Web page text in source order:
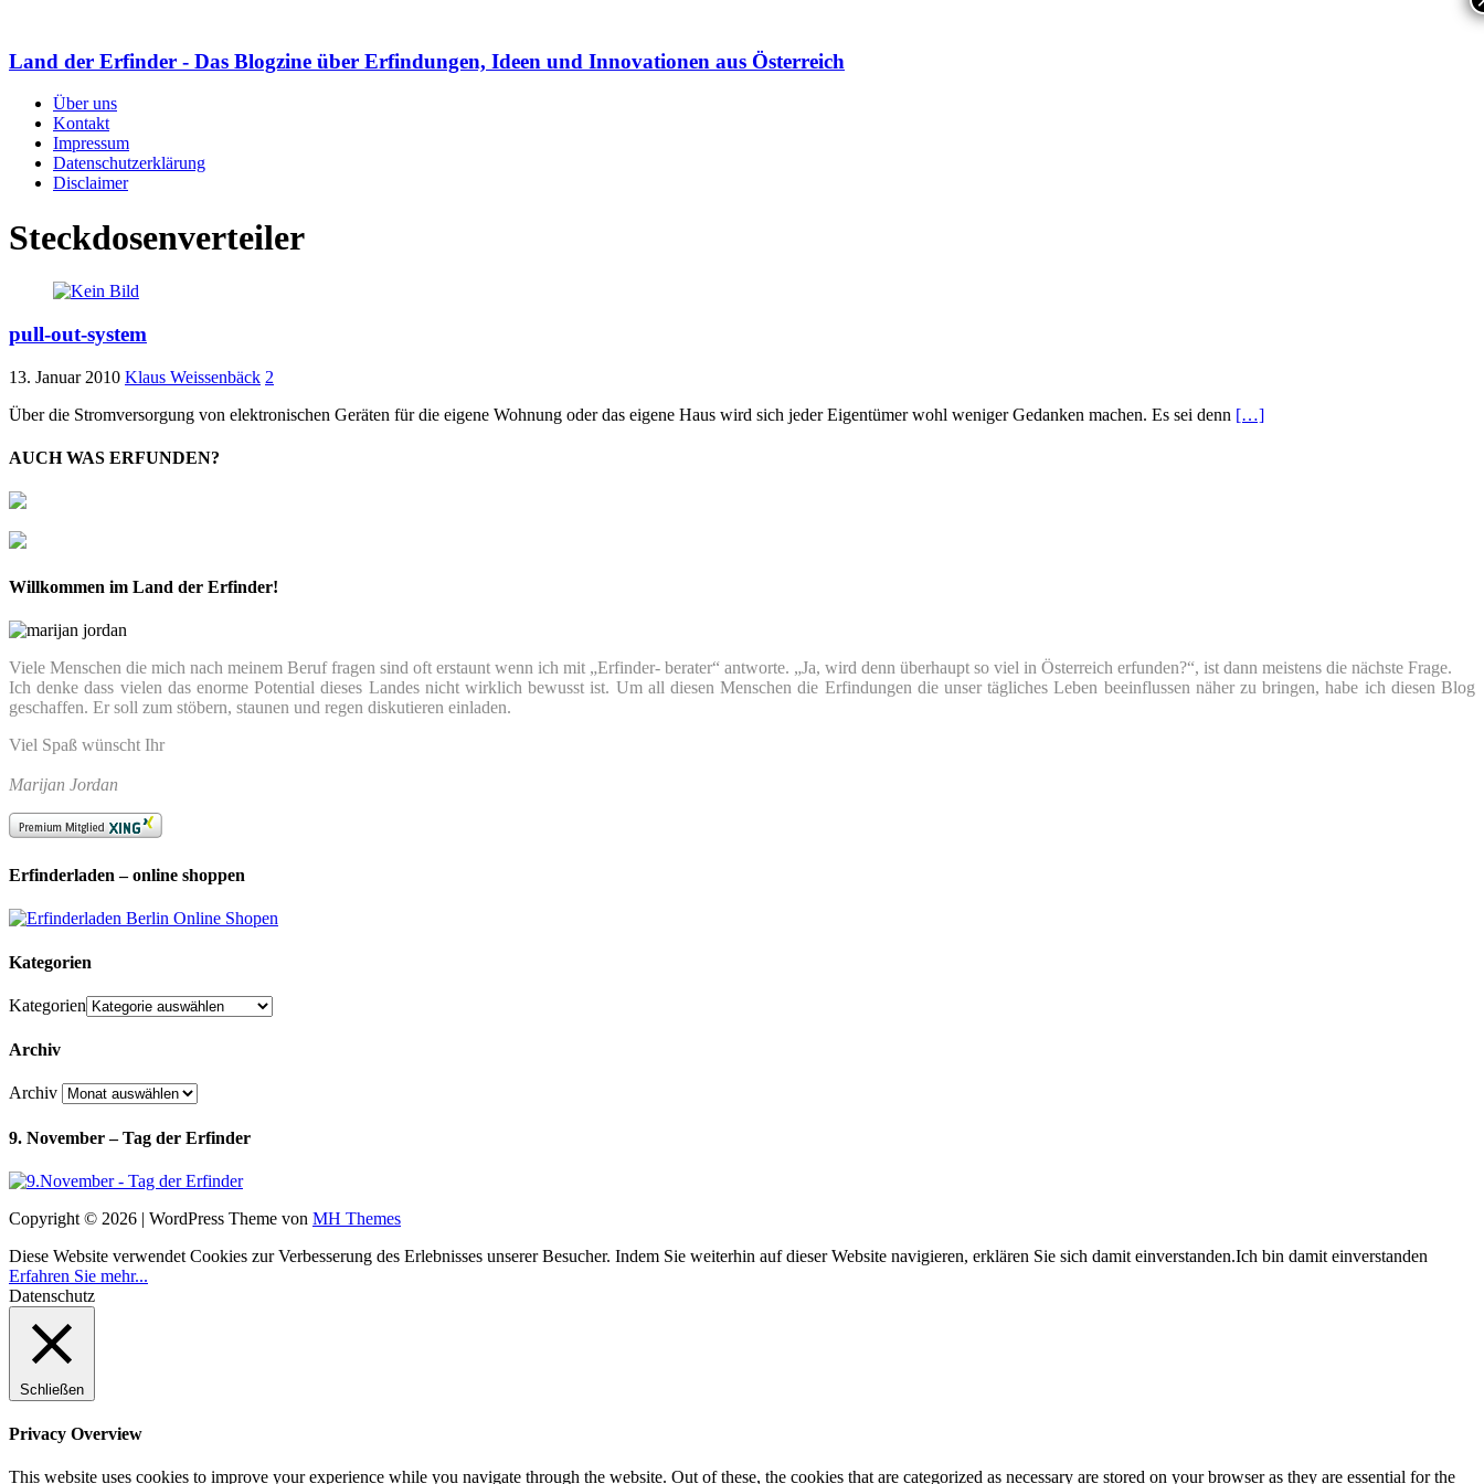
Land der Erfinder - Das Blogzine über Erfindungen, Ideen und Innovationen aus Österreich
Über uns
Kontakt
Impressum
Datenschutzerklärung
Disclaimer
Steckdosenverteiler
pull-out-system
13. Januar 2010 Klaus Weissenbäck 2
Über die Stromversorgung von elektronischen Geräten für die eigene Wohnung oder das eigene Haus wird sich jeder Eigentümer wohl weniger Gedanken machen. Es sei denn […]
AUCH WAS ERFUNDEN?
Willkommen im Land der Erfinder!
Viele Menschen die mich nach meinem Beruf fragen sind oft erstaunt wenn ich mit „Erfinder- berater“ antworte. „Ja, wird denn überhaupt so viel in Österreich erfunden?“, ist dann meistens die nächste Frage.
Ich denke dass vielen das enorme Potential dieses Landes nicht wirklich bewusst ist. Um all diesen Menschen die Erfindungen die unser tägliches Leben beeinflussen näher zu bringen, habe ich diesen Blog
geschaffen. Er soll zum stöbern, staunen und regen diskutieren einladen.
Viel Spaß wünscht Ihr
Marijan Jordan
Erfinderladen – online shoppen
Kategorien
Kategorien
Archiv
Archiv
9. November – Tag der Erfinder
Copyright © 2026 | WordPress Theme von MH Themes
Diese Website verwendet Cookies zur Verbesserung des Erlebnisses unserer Besucher. Indem Sie weiterhin auf dieser Website navigieren, erklären Sie sich damit einverstanden.Ich bin damit einverstanden
Erfahren Sie mehr...
Datenschutz
Schließen
Privacy Overview
This website uses cookies to improve your experience while you navigate through the website. Out of these, the cookies that are categorized as necessary are stored on your browser as they are essential for the